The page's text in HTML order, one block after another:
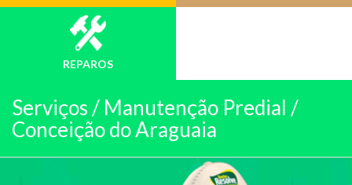
REPAROS
Serviços / Manutenção Predial /
Conceição do Araguaia